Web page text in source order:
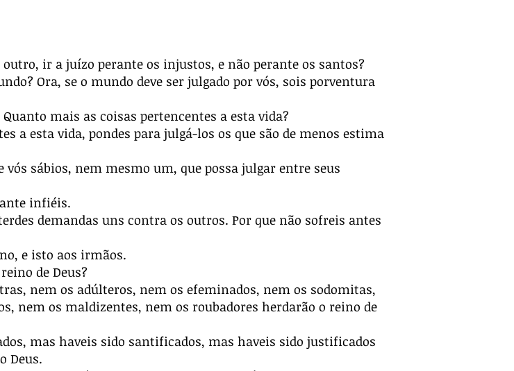
ir a juízo perante os injustos, e não perante os santos?
Ora, se o mundo deve ser julgado por vós, sois porventura
mais as coisas pertencentes a esta vida?
a esta vida, pondes para julgá-los os que são de menos estima
sábios, nem mesmo um, que possa julgar entre seus
infiéis.
demandas uns contra os outros. Por que não sofreis antes
e isto aos irmãos.
de Deus?
nem os adúlteros, nem os efeminados, nem os sodomitas,
nem os maldizentes, nem os roubadores herdarão o reino de
mas haveis sido santificados, mas haveis sido justificados
Deus.